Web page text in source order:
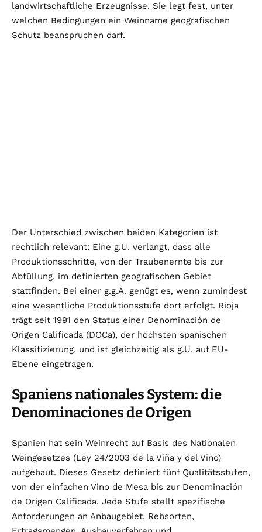
landwirtschaftliche Erzeugnisse. Sie legt fest, unter
welchen Bedingungen ein Weinname geografischen
Schutz beanspruchen darf.
Der Unterschied zwischen beiden Kategorien ist
rechtlich relevant: Eine g.U. verlangt, dass alle
Produktionsschritte, von der Traubenernte bis zur
Abfüllung, im definierten geografischen Gebiet
stattfinden. Bei einer g.g.A. genügt es, wenn zumindest
eine wesentliche Produktionsstufe dort erfolgt. Rioja
trägt seit 1991 den Status einer Denominación de
Origen Calificada (DOCa), der höchsten spanischen
Klassifizierung, und ist gleichzeitig als g.U. auf EU-
Ebene eingetragen.
Spaniens nationales System: die
Denominaciones de Origen
Spanien hat sein Weinrecht auf Basis des Nationalen
Weingesetzes (Ley 24/2003 de la Viña y del Vino)
aufgebaut. Dieses Gesetz definiert fünf Qualitätsstufen,
von der einfachen Vino de Mesa bis zur Denominación
de Origen Calificada. Jede Stufe stellt spezifische
Anforderungen an Anbaugebiet, Rebsorten,